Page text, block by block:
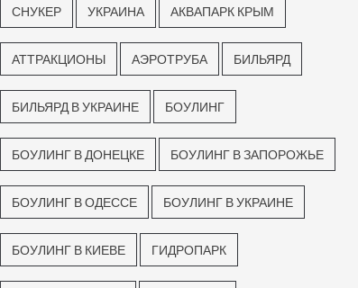
СНУКЕР УКРАИНА АКВАПАРК КРЫМ
АТТРАКЦИОНЫ АЭРОТРУБА БИЛЬЯРД
БИЛЬЯРД В УКРАИНЕ БОУЛИНГ
БОУЛИНГ В ДОНЕЦКЕ БОУЛИНГ В ЗАПОРОЖЬЕ
БОУЛИНГ В ОДЕССЕ БОУЛИНГ В УКРАИНЕ
БОУЛИНГ В КИЕВЕ ГИДРОПАРК